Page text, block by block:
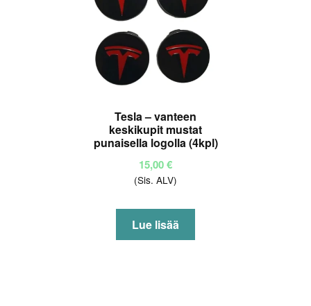
Tesla – vanteen
keskikupit mustat
punaisella logolla (4kpl)
15,00€
(Sis. ALV)
Lue lisää